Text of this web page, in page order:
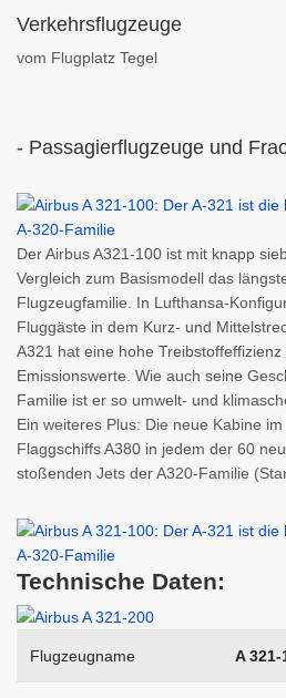
Verkehrsflugzeuge
vom Flugplatz Tegel
- Passagierflugzeuge und
Der Airbus A321-100 ist mit knapp
Vergleich zum Basismodell das
Flugzeugfamilie. In Lufthansa-
Fluggäste in dem Kurz- und
A321 hat eine hohe
Emissionswerte. Wie auch seine
Familie ist er so umwelt- und
Ein weiteres Plus: Die neue Kabine
Flaggschiffs A380 in jedem der 60
stoßenden Jets der A320-Familie
Technische Daten:
Flugzeugname A 321-